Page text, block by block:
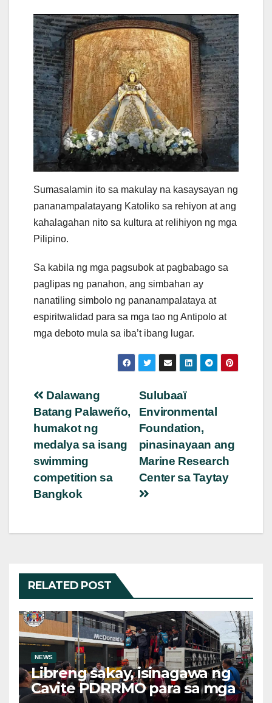
Sumasalamin ito sa makulay na kasaysayan ng
pananampalatayang Katoliko sa rehiyon at ang
kahalagahan nito sa kultura at relihiyon ng mga
Pilipino.
Sa kabila ng mga pagsubok at pagbabago sa
paglipas ng panahon, ang simbahan ay
nanatiling simbolo ng pananampalataya at
espiritwalidad para sa mga tao ng Antipolo at
mga deboto mula sa iba’t ibang lugar.
Post
navigation
Sulubaaï
Environmental
Foundation,
pinasinayaan ang
Marine Research
Center sa Taytay
Dalawang
Batang Palaweño,
humakot ng
medalya sa isang
swimming
competition sa
Bangkok
RELATED POST
NEWS
Libreng sakay, isinagawa ng
Cavite PDRRMO para sa mga